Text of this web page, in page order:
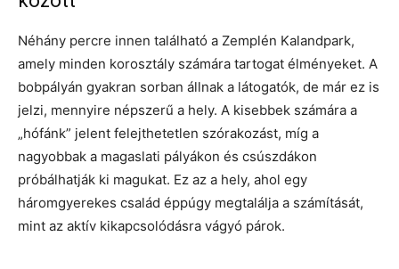
Néhány percre innen található a Zemplén Kalandpark,
amely minden korosztály számára tartogat élményeket. A
bobpályán gyakran sorban állnak a látogatók, de már ez is
jelzi, mennyire népszerű a hely. A kisebbek számára a
„hófánk” jelent felejthetetlen szórakozást, míg a
nagyobbak a magaslati pályákon és csúszdákon
próbálhatják ki magukat. Ez az a hely, ahol egy
háromgyerekes család éppúgy megtalálja a számítását,
mint az aktív kikapcsolódásra vágyó párok.